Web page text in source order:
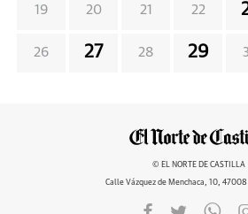
19 20 21 22
26 27 28 29
© EL NORTE DE CASTILLA
Calle Vázquez de Menchaca, 10,